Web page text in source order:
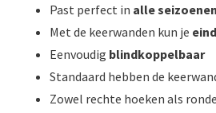
Past perfect in alle seizoenen
Met de keerwanden kun je
Eenvoudig blindkoppelbaar
Standaard hebben de
Zowel rechte hoeken als